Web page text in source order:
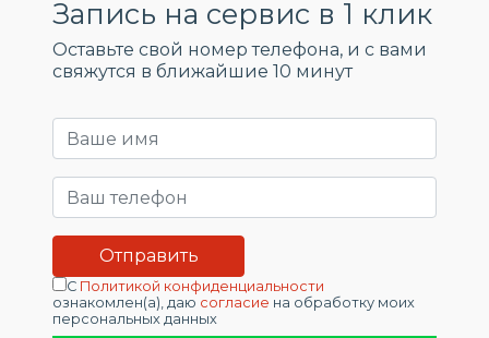
Запись на сервис в 1 клик
Оставьте свой номер телефона, и c вами
свяжутся в ближайшие 10 минут
С Политикой конфиденциальности
ознакомлен(а), даю согласие на обработку моих
персональных данных